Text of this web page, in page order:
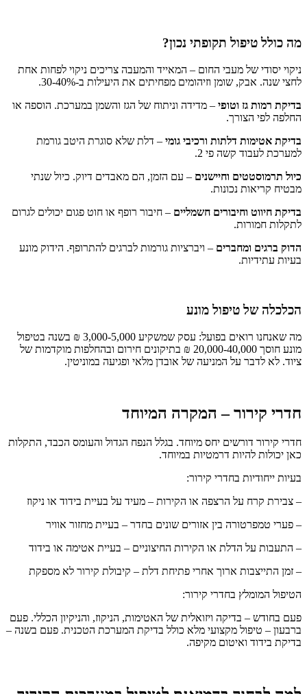
מה כולל טיפול תקופתי נכון?
ניקוי יסודי של מעבי החום – המאייד והמעבה צריכים ניקוי לפחות אחת
לחצי שנה. אבק, שומן וזיהומים מפחיתים את היעילות ב-30-40%.
בדיקת רמות גז וטופי – מדידה וניתוח של הגז והשמן במערכת. הוספה או
החלפה לפי הצורך.
בדיקת אטימות דלתות ורכיבי גומי – דלת שלא סוגרת היטב גורמת
למערכת לעבוד קשה פי 2.
כיול תרמוסטטים וחיישנים – עם הזמן, הם מאבדים דיוק. כיול שנתי
מבטיח קריאות נכונות.
בדיקת חיווט וחיבורים חשמליים – חיבור רופף או חוט פגום יכולים לגרום
לתקלות חמורות.
הדוק ברגים ומחברים – ויברציות גורמות לברגים להתרופף. הידוק מונע
בעיות עתידיות.
הכלכלה של טיפול מונע
מה שאנחנו רואים בפועל: עסק שמשקיע 3,000-5,000 ₪ בשנה בטיפול
מונע חוסך 20,000-40,000 ₪ בתיקונים חירום ובהחלפות מוקדמות של
ציוד. לא לדבר על המניעה של אובדן מלאי ופגיעה במוניטין.
חדרי קירור – המקרה המיוחד
חדרי קירור דורשים יחס מיוחד. בגלל הנפח הגדול והעומס הכבד, התקלות
כאן יכולות להיות דרמטיות במיוחד.
בעיות ייחודיות בחדרי קירור:
– צבירת קרח על הרצפה או הקירות – מעיד על בעיית בידוד או ניקוז
– פערי טמפרטורה בין אזורים שונים בחדר – בעיית מחזור אוויר
– התעבות על הדלת או הקירות החיצוניים – בעיית אטימה או בידוד
– זמן התייצבות ארוך אחרי פתיחת דלת – קיבולת קירור לא מספקת
הטיפול המומלץ בחדרי קירור:
פעם בחודש – בדיקה ויזואלית של האטימות, הניקוז, והניקיון הכללי. פעם
ברבעון – טיפול מקצועי מלא כולל בדיקת המערכת הטכנית. פעם בשנה –
בדיקת בידוד ואיטום מקיפה.